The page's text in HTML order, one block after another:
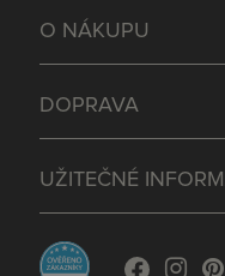
O NÁKUPU
DOPRAVA
UŽITEČNÉ